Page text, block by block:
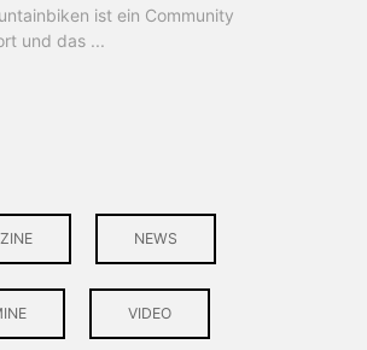
ist ein Community
und das ...
NEWS
VIDEO